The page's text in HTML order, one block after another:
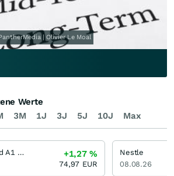
| Olivier Le Moal
3M 1J 3J 5J 10J Max
Werte
European Value Fund A1 EUR
+1,27%
74,97 EUR
Nestle
08.08.26